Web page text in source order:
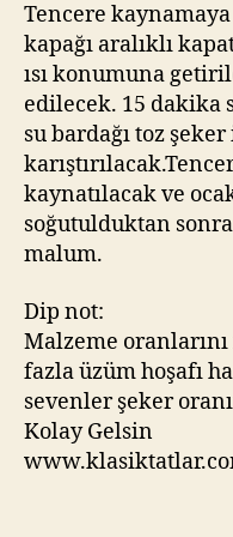
Tencere
kapağı aralıklı
ısı konumuna
edilecek. 15 dakika
su bardağı toz
kaynatılacak ve
soğutulduktan sonra
malum.
Dip not:
Malzeme
fazla üzüm hoşafı
sevenler şeker
Kolay Gelsin